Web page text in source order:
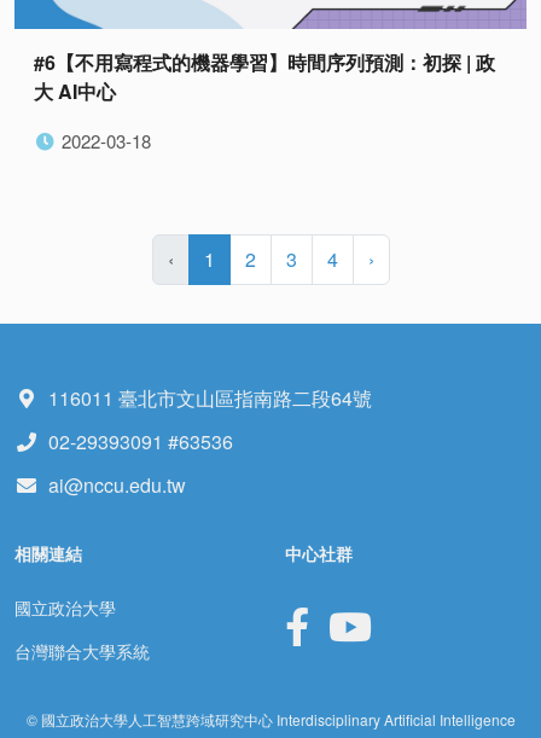
#6【不用寫程式的機器學習】時間序列預測：初探 | 政
大 AI中心
2022-03-18
‹ 1 2 3 4 ›
116011 臺北市文山區指南路二段64號
02-29393091 #63536
ai@nccu.edu.tw
相關連結
國立政治大學
台灣聯合大學系統
中心社群
© 國立政治大學人工智慧跨域研究中心 Interdisciplinary Artificial Intelligence